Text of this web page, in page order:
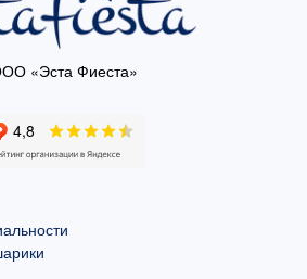
«Эста Фиеста»